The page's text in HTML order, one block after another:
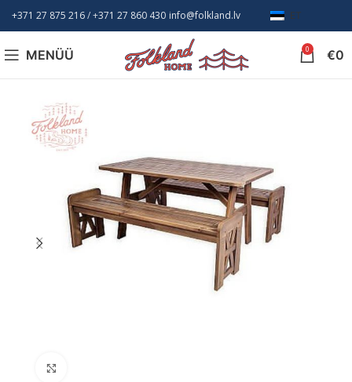
+371 27 875 216/ +371 27 860 430 info@folkland.lv ET
MENÜÜ 0 €0